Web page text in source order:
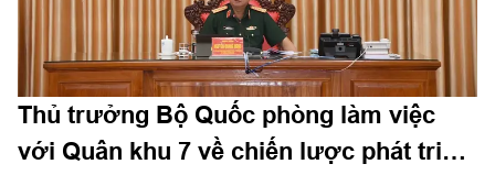
Thủ trưởng Bộ Quốc phòng làm việc
với Quân khu 7 về chiến lược phát triển